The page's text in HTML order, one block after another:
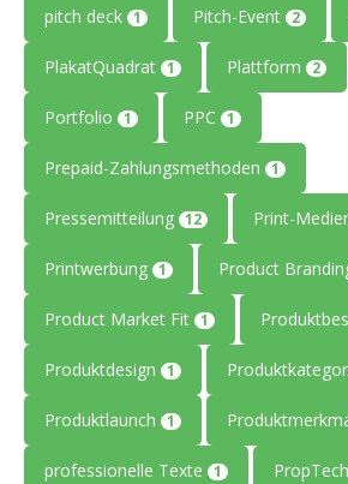
pitch deck 1 Pitch-Event 2
PlakatQuadrat 1 Plattform 2
Portfolio 1 PPC 1
Prepaid-Zahlungsmethoden 1
Pressemitteilung 12 Print-
Printwerbung 1 Product
Product Market Fit 1
Produktdesign 1
Produktlaunch 1
professionelle Texte 1 PropTech